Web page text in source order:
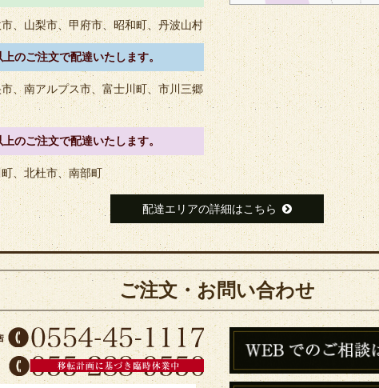
、山梨市、甲府市、昭和町、丹波山村
のご注文で配達いたします。
、南アルプス市、富士川町、市川三郷
のご注文で配達いたします。
、北杜市、南部町
配達エリアの詳細はこちら
ご注文・お問い合わせ